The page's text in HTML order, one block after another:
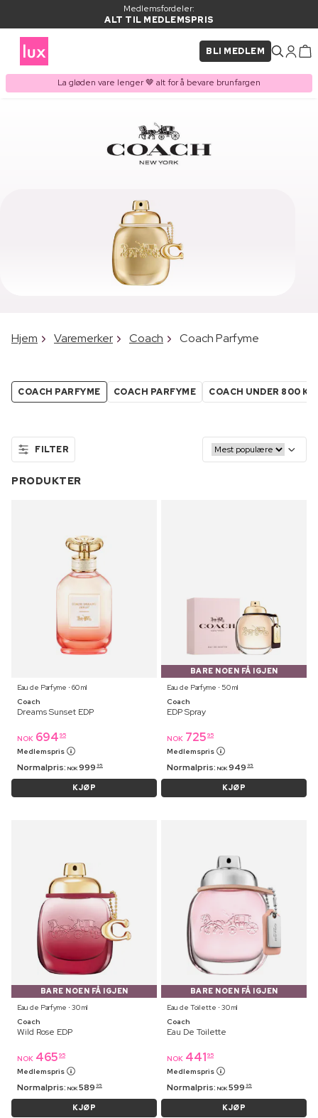
Medlemsfordeler:
ALT TIL MEDLEMSPRIS
BLI MEDLEM
La gløden vare lenger 🤎 alt for å bevare brunfargen
Hjem Varemerker Coach Coach Parfyme
COACH PARFYME COACH PARFYME COACH UNDER 800 KR.
FILTER
PRODUKTER
Eau de Parfyme ⋅ 60 ml
Coach
Dreams Sunset EDP
NOK 694 95
Medlemspris
Normalpris: NOK 999 95
KJØP
BARE NOEN FÅ IGJEN
Eau de Parfyme ⋅ 50 ml
Coach
EDP Spray
NOK 725 95
Medlemspris
Normalpris: NOK 949 95
KJØP
BARE NOEN FÅ IGJEN
Eau de Parfyme ⋅ 30 ml
Coach
Wild Rose EDP
NOK 465 95
Medlemspris
Normalpris: NOK 589 95
KJØP
BARE NOEN FÅ IGJEN
Eau de Toilette ⋅ 30 ml
Coach
Eau De Toilette
NOK 441 95
Medlemspris
Normalpris: NOK 599 95
KJØP